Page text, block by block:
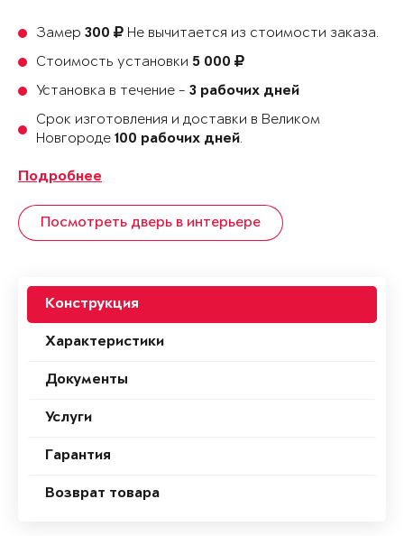
Замер 300
Не вычитается из стоимости заказа.
Стоимость установки 5 000
Установка в течение - 3 рабочих дней
Срок изготовления и доставки в Великом
Новгороде 100 рабочих дней.
Подробнее
Посмотреть дверь в интерьере
Конструкция
Характеристики
Документы
Услуги
Гарантия
Возврат товара